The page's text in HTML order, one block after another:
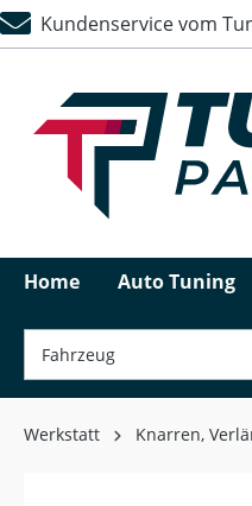
Zur
Kundenservice vom
Home Auto Tuning
Werkstatt Knarren,